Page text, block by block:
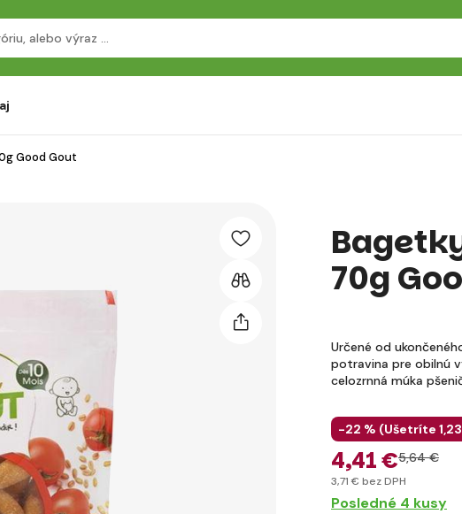
Good Gout
70g
Určené od
potravina pre obilnú
celozrnná múka
-22 % (Ušetríte 1
4,41 €5,64 €
3,71 € bez DPH
Posledné 4 kusy